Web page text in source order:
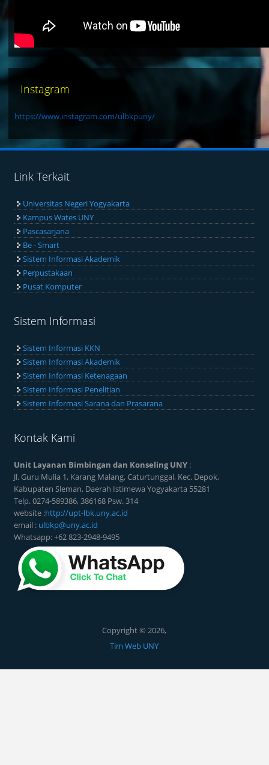
Instagram
https://www.instagram.com/ulbkpuny/
Link Terkait
Universitas Negeri Yogyakarta
Kampus Wates UNY
Pascasarjana
Be - Smart
Sistem Informasi Akademik
Perpustakaan
Pusat Komputer
Sistem Informasi
Sistem Informasi KKN
Sistem Informasi Akademik
Sistem Informasi Ketenagaan
Sistem Informasi Penelitian
Sistem Informasi Sarana dan Prasarana
Kontak Kami
Unit Layanan Bimbingan dan Konseling UNY :
Jl. Guru Mulia 1, Karang Malang, Caturtunggal, Kec. Depok,
Kabupaten Sleman, Daerah Istimewa Yogyakarta 55281
Telp. 0274-589386, 386168 Psw. 314
website :http://upt-lbk.uny.ac.id
email : ulbkp@uny.ac.id
Whatsapp: +62 823-2948-9495
Copyright © 2026,
Tim Web UNY